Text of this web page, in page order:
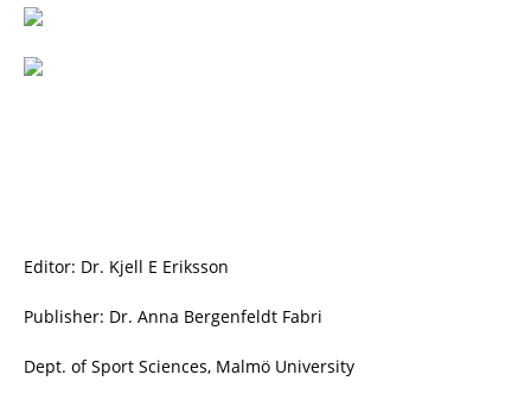
Editor: Dr. Kjell E Eriksson
Publisher: Dr. Anna Bergenfeldt Fabri
Dept. of Sport Sciences, Malmö University